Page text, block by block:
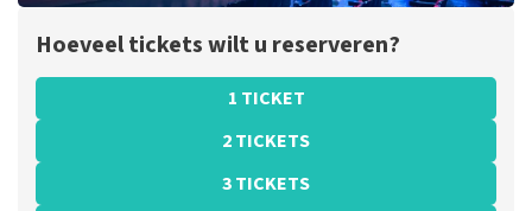
Hoeveel tickets wilt u reserveren?
1 TICKET
2 TICKETS
3 TICKETS